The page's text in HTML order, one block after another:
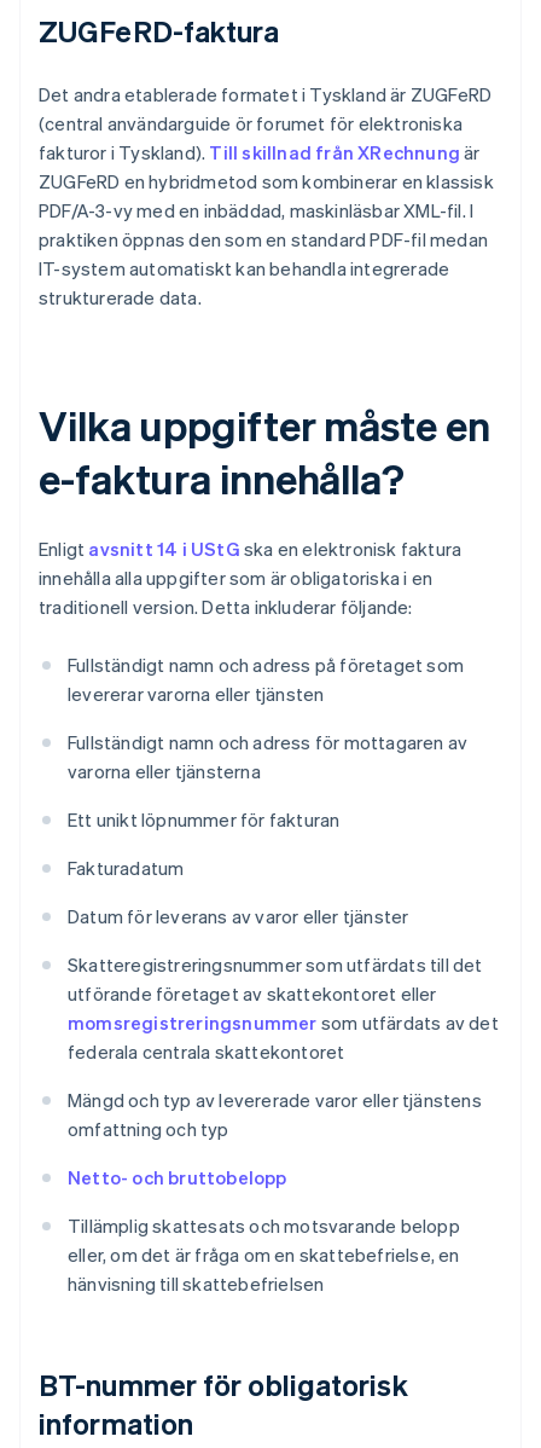
ZUGFeRD-faktura
Det andra etablerade formatet i Tyskland är ZUGFeRD
(central användarguide ör forumet för elektroniska
fakturor i Tyskland). Till skillnad från XRechnung är
ZUGFeRD en hybridmetod som kombinerar en klassisk
PDF/A-3-vy med en inbäddad, maskinläsbar XML-fil. I
praktiken öppnas den som en standard PDF-fil medan
IT-system automatiskt kan behandla integrerade
strukturerade data.
Vilka uppgifter måste en
e-faktura innehålla?
Enligt avsnitt 14 i UStG ska en elektronisk faktura
innehålla alla uppgifter som är obligatoriska i en
traditionell version. Detta inkluderar följande:
Fullständigt namn och adress på företaget som
levererar varorna eller tjänsten
Fullständigt namn och adress för mottagaren av
varorna eller tjänsterna
Ett unikt löpnummer för fakturan
Fakturadatum
Datum för leverans av varor eller tjänster
Skatteregistreringsnummer som utfärdats till det
utförande företaget av skattekontoret eller
momsregistreringsnummer som utfärdats av det
federala centrala skattekontoret
Mängd och typ av levererade varor eller tjänstens
omfattning och typ
Netto- och bruttobelopp
Tillämplig skattesats och motsvarande belopp
eller, om det är fråga om en skattebefrielse, en
hänvisning till skattebefrielsen
BT-nummer för obligatorisk
information